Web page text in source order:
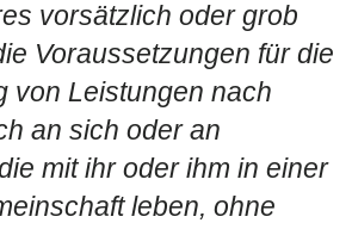
vorsätzlich oder grob
Voraussetzungen für die
von Leistungen nach
an sich oder an
mit ihr oder ihm in einer
leben, ohne